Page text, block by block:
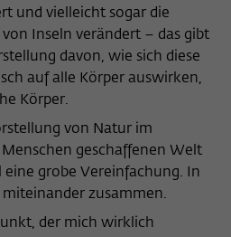
und vielleicht sogar die
Inseln verändert – das gibt
davon, wie sich diese
auf alle Körper auswirken,
Körper.
von Natur im
geschaffenen Welt
grobe Vereinfachung. In
zusammen.
der mich wirklich